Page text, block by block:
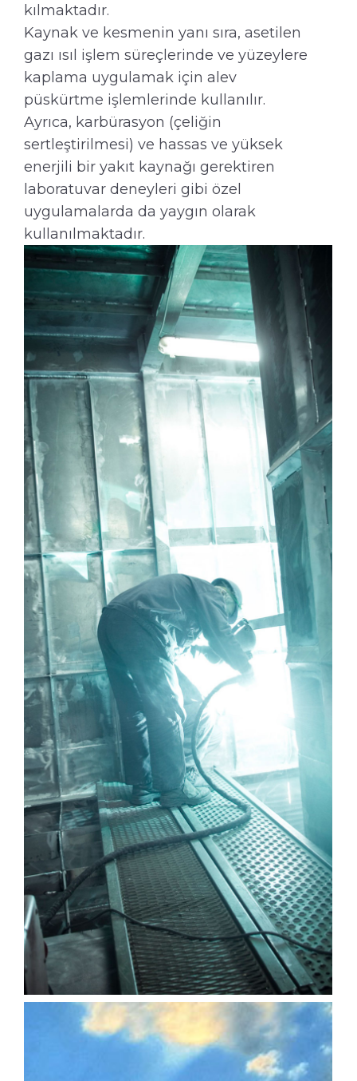
kılmaktadır.
Kaynak ve kesmenin yanı sıra, asetilen
gazı ısıl işlem süreçlerinde ve yüzeylere
kaplama uygulamak için alev
püskürtme işlemlerinde kullanılır.
Ayrıca, karbürasyon (çeliğin
sertleştirilmesi) ve hassas ve yüksek
enerjili bir yakıt kaynağı gerektiren
laboratuvar deneyleri gibi özel
uygulamalarda da yaygın olarak
kullanılmaktadır.